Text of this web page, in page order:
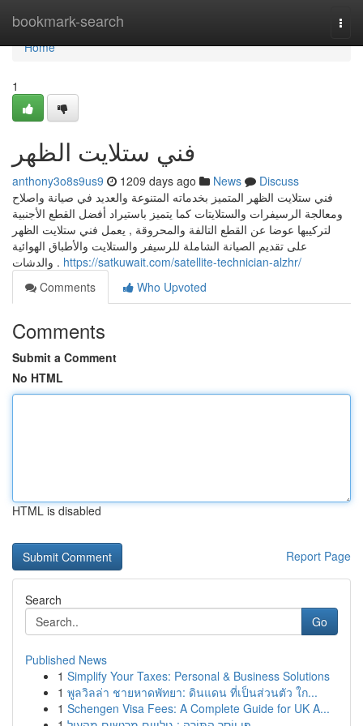
bookmark-search
Home
Home
1
فني ستلايت الظهر
anthony3o8s9us9 1209 days ago News
Discuss
فني ستلايت الظهر المتميز بخدماته المتنوعة والعديد في صيانة واصلاح
ومعالجة الرسيفرات والستلايتات كما يتميز باستيراد أفضل القطع الأجنبية
لتركيبها عوضا عن القطع التالفة والمحروقة , يعمل فني ستلايت الظهر
على تقديم الصيانة الشاملة للرسيفر والستلايت والأطباق الهوائية
والدشات . https://satkuwait.com/satellite-technician-alzhr/
Comments
Who Upvoted
Comments
Submit a Comment
No HTML
HTML is disabled
Report Page
Search
Go
Published News
1 Simplify Your Taxes: Personal & Business Solutions
1 พูลวิลล่า ชายหาดพัทยา: ดินแดน ที่เป็นส่วนตัว ใก...
1 Schengen Visa Fees: A Complete Guide for UK A...